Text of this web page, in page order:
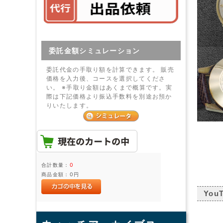
委託金額シミュレーション
委託代金の手取り額を計算できます。 販売
価格を入力後、コースを選択してくださ
い。 ※手取り金額はあくまで概算です。実
際は下記価格より振込手数料を別途お預か
りいたします。
合計数量： 0
商品金額： 0円